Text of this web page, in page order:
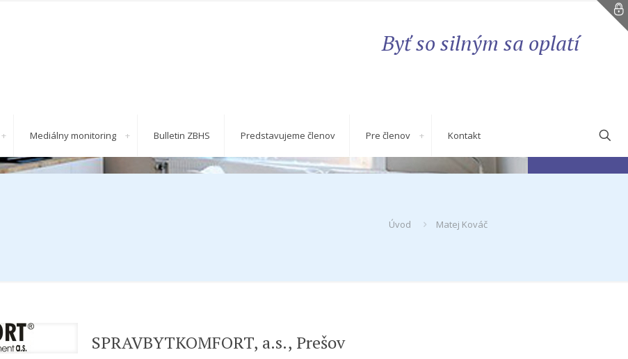
Mediálny monitoring Bulletin ZBHS Predstavujeme členov Pre členov Kontakt
Byť so silným sa oplatí
Úvod Matej Kováč
SPRAVBYTKOMFORT, a.s., Prešov